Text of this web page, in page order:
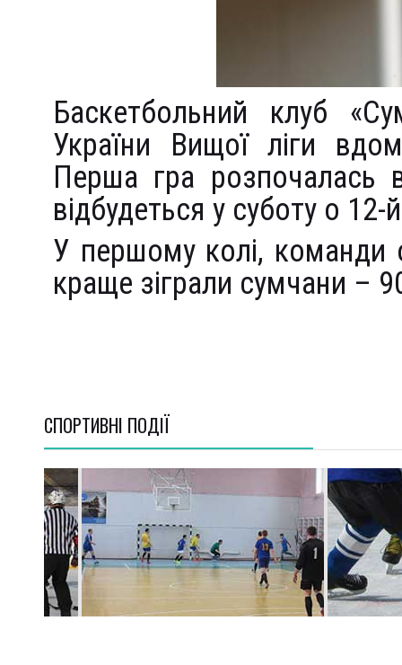
Баскетбольний клуб
України Вищої ліги
Перша гра розпочалась
відбудеться у суботу о
У першому колі, команди
краще зіграли сумчани –
СПОРТИВНI ПОДІЇ